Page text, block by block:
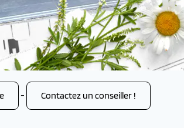
- Contactez un conseiller !